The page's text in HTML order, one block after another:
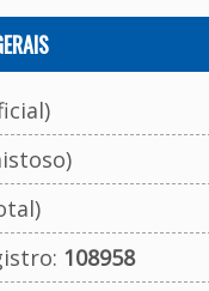
108958